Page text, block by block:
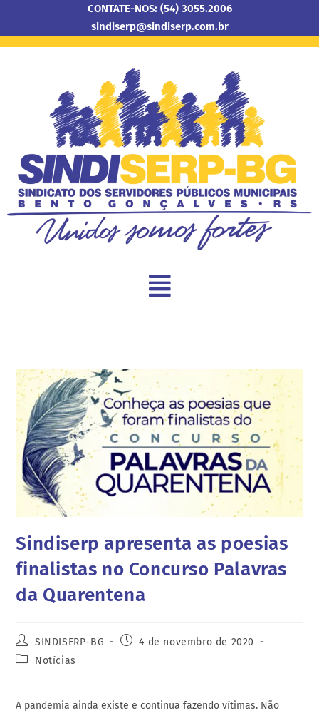
CONTATE-NOS: (54) 3055.2006
sindiserp@sindiserp.com.br
Sindiserp apresenta as poesias
finalistas no Concurso Palavras
da Quarentena
SINDISERP-BG
4 de novembro de 2020
Notícias
A pandemia ainda existe e continua fazendo vítimas. Não